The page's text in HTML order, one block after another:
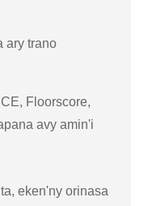
ary trano
Floorscore,
avy amin'i
eken'ny orinasa